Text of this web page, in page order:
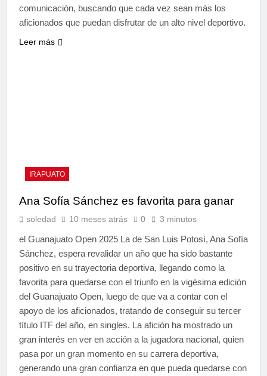
comunicación, buscando que cada vez sean más los
aficionados que puedan disfrutar de un alto nivel deportivo.
Leer más
IRAPUATO
Ana Sofía Sánchez es favorita para ganar
soledad 10 meses atrás 0 3 minutos
el Guanajuato Open 2025 La de San Luis Potosí, Ana Sofía
Sánchez, espera revalidar un año que ha sido bastante
positivo en su trayectoria deportiva, llegando como la
favorita para quedarse con el triunfo en la vigésima edición
del Guanajuato Open, luego de que va a contar con el
apoyo de los aficionados, tratando de conseguir su tercer
título ITF del año, en singles. La afición ha mostrado un
gran interés en ver en acción a la jugadora nacional, quien
pasa por un gran momento en su carrera deportiva,
generando una gran confianza en que pueda quedarse con